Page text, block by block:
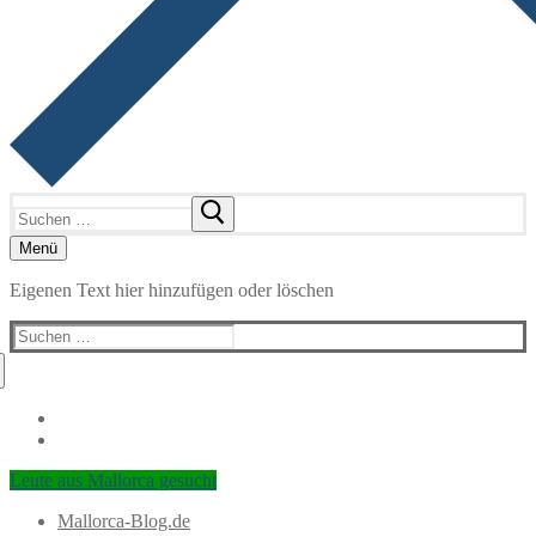
nach:
Menü
Eigenen Text hier hinzufügen oder löschen
Suchen
nach:
Leute aus Mallorca gesucht
Mallorca-Blog.de